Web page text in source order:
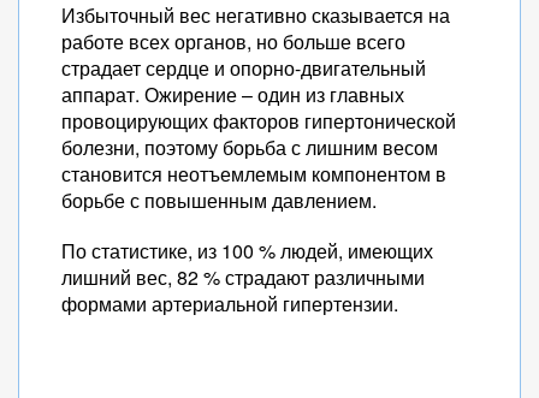
Избыточный вес негативно сказывается на
работе всех органов, но больше всего
страдает сердце и опорно-двигательный
аппарат. Ожирение – один из главных
провоцирующих факторов гипертонической
болезни, поэтому борьба с лишним весом
становится неотъемлемым компонентом в
борьбе с повышенным давлением.
По статистике, из 100 % людей, имеющих
лишний вес, 82 % страдают различными
формами артериальной гипертензии.